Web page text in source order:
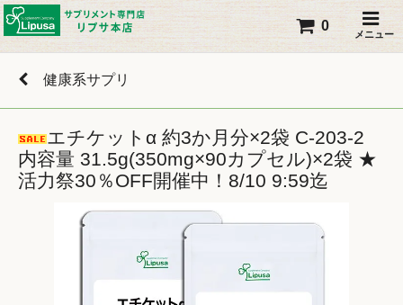
メニュー
0
健康系サプリ
エチケットα 約3か月分×2袋 C-203-2
内容量 31.5g(350mg×90カプセル)×2袋 ★
活力祭30％OFF開催中！8/10 9:59迄